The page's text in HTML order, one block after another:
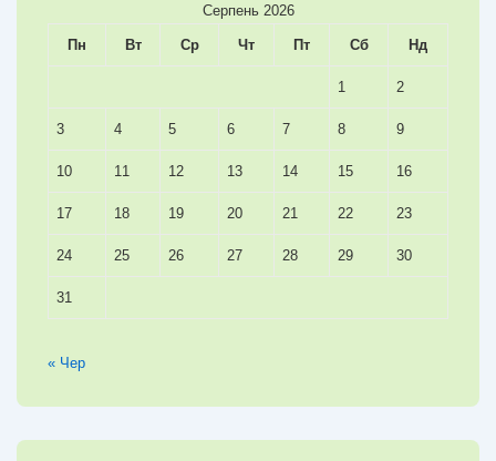
Серпень 2026
Пн Вт Ср Чт Пт Сб Нд
1 2
3 4 5 6 7 8 9
10 11 12 13 14 15 16
17 18 19 20 21 22 23
24 25 26 27 28 29 30
31
« Чер